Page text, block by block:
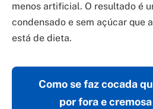
menos artificial. O resultado é
condensado e sem açúcar que
está de dieta.
Como se faz cocada
por fora e